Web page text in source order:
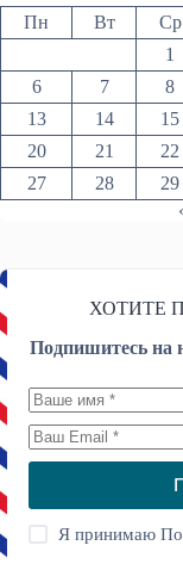
Пн Вт Ср
1
6
7 8
13
14 15
20
21 22
27
28 29
ХОТИТЕ
Подпишитесь на
Я принимаю